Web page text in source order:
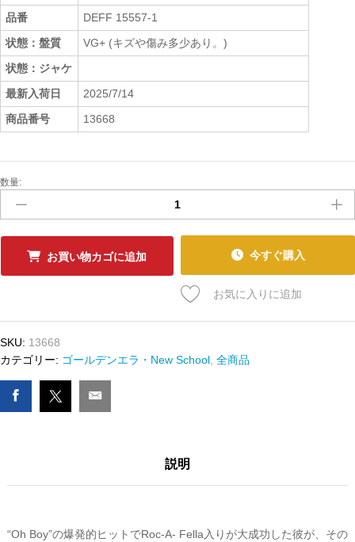
品番
DEFF 15557-1
状態：盤質
VG+ (キズや傷み多少あり。)
状態：ジャケ
最新入荷日
2025/7/14
商品番号
13668
中
ﾚ
ｺ
ﾄﾞ
COME
HOME
WITH
(RADIO
VERSION)
数量:
お買い物カゴに追加 今すぐ購入
お気に入りに追加
SKU: 13668
カテゴリー: ゴールデンエラ・New School 全商品
説明
“Oh Boy”の爆発的ヒットでRoc-A- Fella入りが大成功した彼が、その